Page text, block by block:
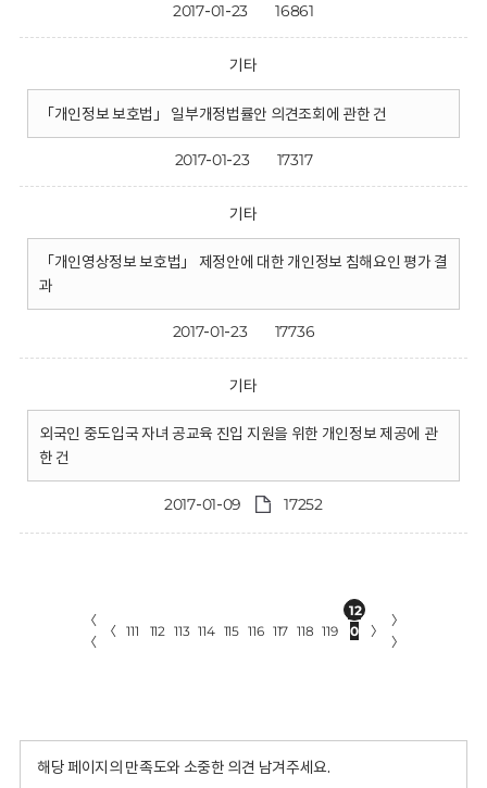
2017-01-23 16861
기타
「개인정보 보호법」 일부개정법률안 의견조회에 관한 건
2017-01-23 17317
기타
「개인영상정보 보호법」 제정안에 대한 개인정보 침해요인 평가 결
과
2017-01-23 17736
기타
외국인 중도입국 자녀 공교육 진입 지원을 위한 개인정보 제공에 관
한 건
2017-01-09 17252
〈
〈
〈 111 112 113 114 115 116 117 118 119
12
0
〉
〉
〉
해당 페이지의 만족도와 소중한 의견 남겨주세요.